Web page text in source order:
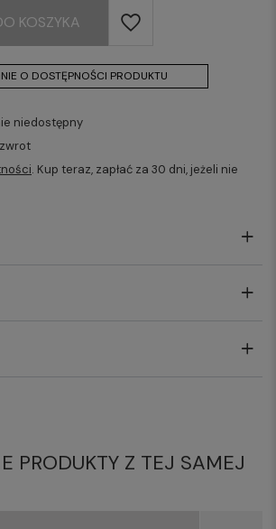
KOSZYKA
O DOSTĘPNOŚCI PRODUKTU
niedostępny
. Kup teraz, zapłać za 30 dni, jeżeli nie
PRODUKTY Z TEJ SAMEJ